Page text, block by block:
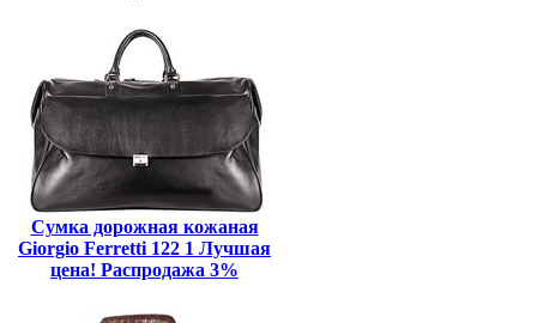
Сумка дорожная кожаная
Giorgio Ferretti 122 1 Лучшая
цена! Распродажа 3%